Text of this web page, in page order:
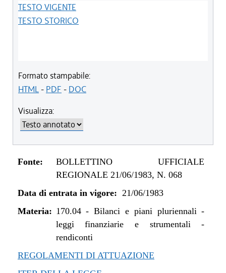
TESTO VIGENTE
TESTO STORICO
Formato stampabile:
HTML- PDF - DOC
Visualizza:
Fonte:
BOLLETTINO UFFICIALE
REGIONALE 21/06/1983, N. 068
Data di entrata in vigore: 21/06/1983
Materia: 170.04-Bilanci e piani pluriennali -
leggi finanziarie e strumentali -
rendiconti
REGOLAMENTI DI ATTUAZIONE